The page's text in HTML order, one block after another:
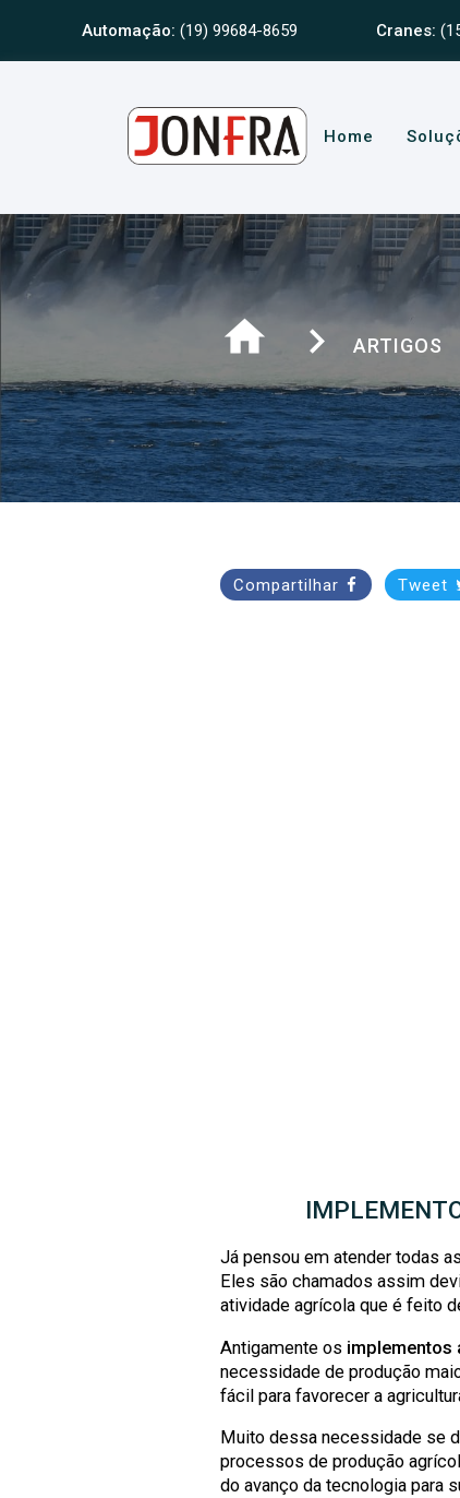
Automação: (19) 99684-8659 Cranes:
Home
home navigate_next ARTIGOS
Compartilhar Tweet
Já pensou em atender todas
Eles são chamados assim
atividade agrícola que é feito
Antigamente os implementos
necessidade de produção
fácil para favorecer a
Muito dessa necessidade se
processos de produção
do avanço da tecnologia para